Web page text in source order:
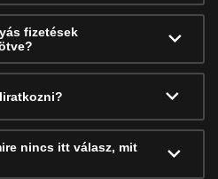
fizetések
nincs itt válasz, mit